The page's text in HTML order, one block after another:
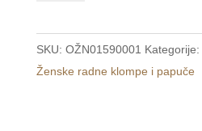
papuče
sive
/KITTY/
SKU: OŽN01590001 Kategorije:
Ženske radne klompe i papuče